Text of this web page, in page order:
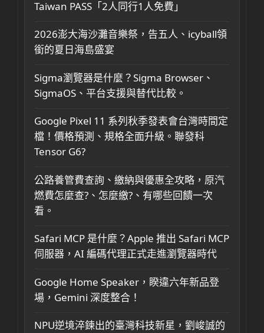
Taiwan PASS「2人同行1人免費」
2026澎大海沙灘音樂祭，告五人、icyball領
銜的夏日海島盛宴
Sigma瀏覽器是什麼？Sigma Browser、
SigmaOS、平台支援與替代比較。
Google Pixel 11 系列秋季發表會台灣時間定
檔！價格預測、規格全面升級。聯發科
Tensor G6?
公路養管費查詢、繳納與優惠全攻略，原汽
燃費怎麼查?、怎麼繳?、有哪些回饋一次
看。
Safari MCP 是什麼？Apple 推出 Safari MCP
伺服器，AI 編碼代理正式走進瀏覽器時代
Google Home Speaker，睽違六年新品登
場，Gemini 深度整合！
NPU逆境淬鍊出的臺灣科技新星，劉峻誠的